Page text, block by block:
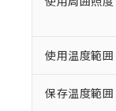
使用温度範囲
保存温度範囲